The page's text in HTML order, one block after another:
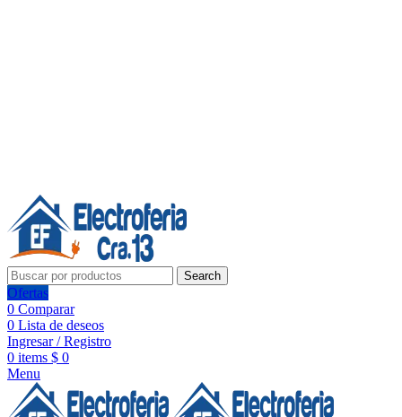
Search
Ofertas
0 Comparar
0 Lista de deseos
Ingresar / Registro
0 items $ 0
Menu